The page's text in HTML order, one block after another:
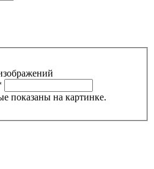
показаны на картинке.